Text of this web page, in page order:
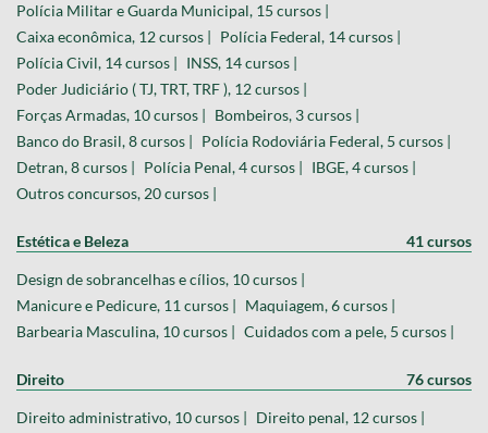
Polícia Militar e Guarda Municipal, 15 cursos |
Caixa econômica, 12 cursos | Polícia Federal, 14 cursos |
Polícia Civil, 14 cursos | INSS, 14 cursos |
Poder Judiciário ( TJ, TRT, TRF ), 12 cursos |
Forças Armadas, 10 cursos | Bombeiros, 3 cursos |
Banco do Brasil, 8 cursos | Polícia Rodoviária Federal, 5 cursos |
Detran, 8 cursos | Polícia Penal, 4 cursos | IBGE, 4 cursos |
Outros concursos, 20 cursos |
Estética e Beleza 41 cursos
Design de sobrancelhas e cílios, 10 cursos |
Manicure e Pedicure, 11 cursos | Maquiagem, 6 cursos |
Barbearia Masculina, 10 cursos | Cuidados com a pele, 5 cursos |
Direito 76 cursos
Direito administrativo, 10 cursos | Direito penal, 12 cursos |